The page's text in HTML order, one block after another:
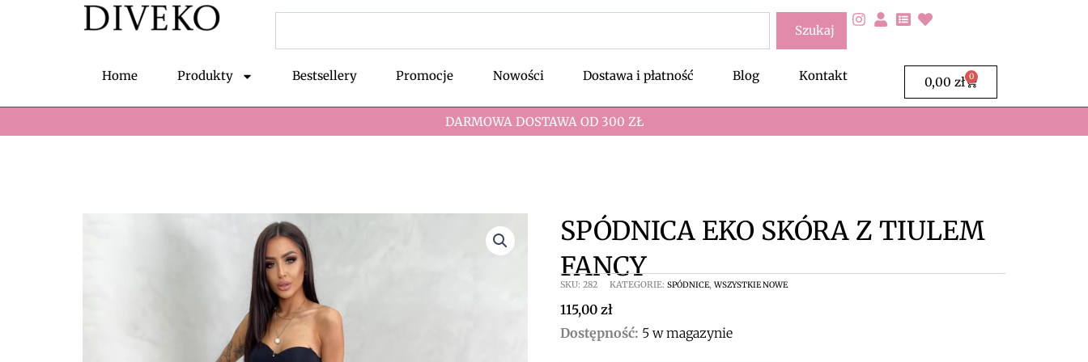
Szukaj
Home Produkty Bestsellery Promocje Nowości Dostawa i płatność Blog Kontakt 0,00 zł 0
Wózek
DARMOWA DOSTAWA OD 300 ZŁ
SPÓDNICA EKO SKÓRA Z TIULEM
FANCY
SKU: 282 KATEGORIE: SPÓDNICE, WSZYSTKIE NOWE
115,00 zł
Dostępność: 5 w magazynie
ilość
Spódnica